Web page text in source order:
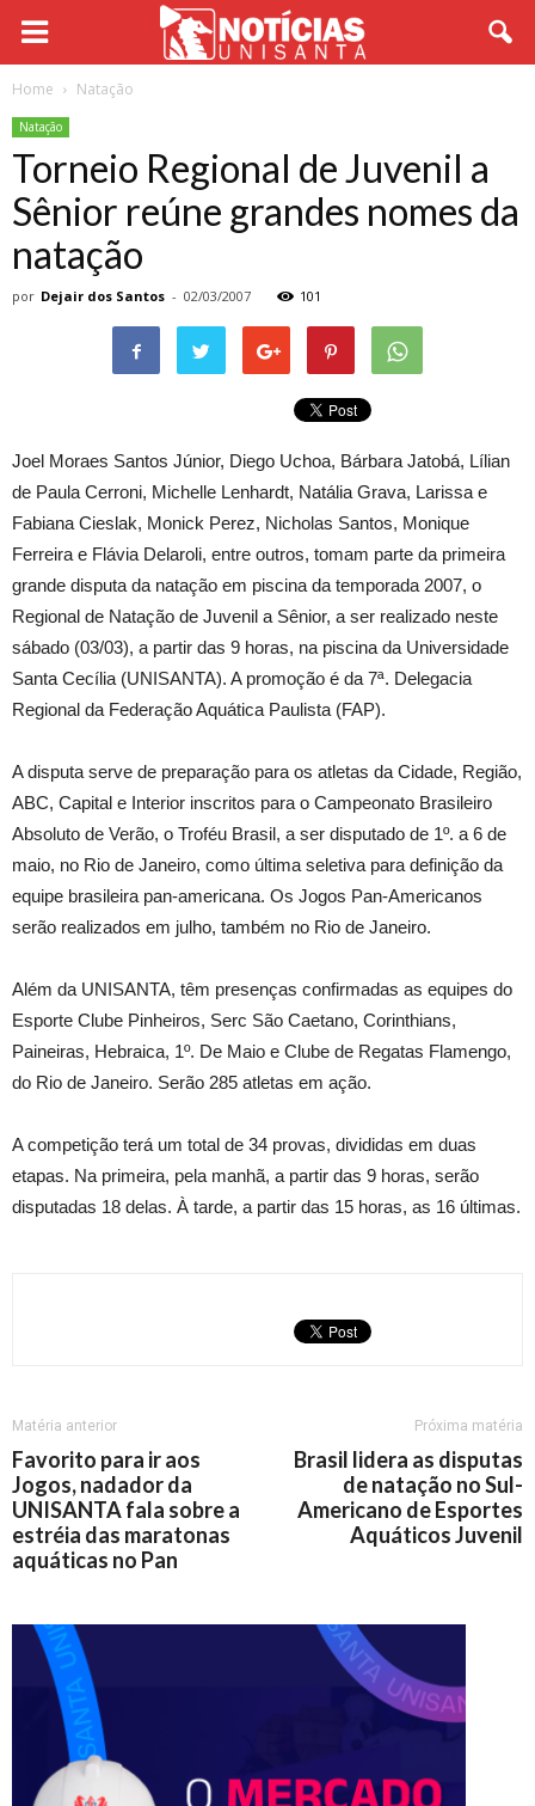
Home Natação
Natação
Torneio Regional de Juvenil a
Sênior reúne grandes nomes da
natação
por Dejair dos Santos - 02/03/2007 101
Joel Moraes Santos Júnior, Diego Uchoa, Bárbara Jatobá, Lílian
de Paula Cerroni, Michelle Lenhardt, Natália Grava, Larissa e
Fabiana Cieslak, Monick Perez, Nicholas Santos, Monique
Ferreira e Flávia Delaroli, entre outros, tomam parte da primeira
grande disputa da natação em piscina da temporada 2007, o
Regional de Natação de Juvenil a Sênior, a ser realizado neste
sábado (03/03), a partir das 9 horas, na piscina da Universidade
Santa Cecília (UNISANTA). A promoção é da 7ª. Delegacia
Regional da Federação Aquática Paulista (FAP).
A disputa serve de preparação para os atletas da Cidade, Região,
ABC, Capital e Interior inscritos para o Campeonato Brasileiro
Absoluto de Verão, o Troféu Brasil, a ser disputado de 1º. a 6 de
maio, no Rio de Janeiro, como última seletiva para definição da
equipe brasileira pan-americana. Os Jogos Pan-Americanos
serão realizados em julho, também no Rio de Janeiro.
Além da UNISANTA, têm presenças confirmadas as equipes do
Esporte Clube Pinheiros, Serc São Caetano, Corinthians,
Paineiras, Hebraica, 1º. De Maio e Clube de Regatas Flamengo,
do Rio de Janeiro. Serão 285 atletas em ação.
A competição terá um total de 34 provas, divididas em duas
etapas. Na primeira, pela manhã, a partir das 9 horas, serão
disputadas 18 delas. À tarde, a partir das 15 horas, as 16 últimas.
Matéria anterior
Favorito para ir aos
Jogos, nadador da
UNISANTA fala sobre a
estréia das maratonas
aquáticas no Pan
Próxima matéria
Brasil lidera as disputas
de natação no Sul-
Americano de Esportes
Aquáticos Juvenil